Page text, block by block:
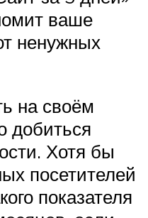
ваше
ненужных
на своём
добиться
Хотя бы
посетителей
показателя